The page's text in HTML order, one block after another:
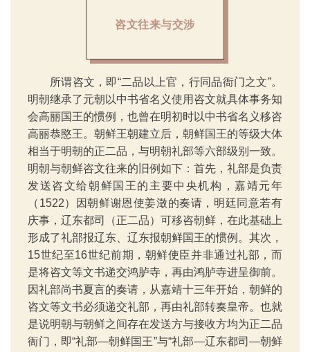
咨文往来与交涉
所谓咨文，即“二品以上官，行同品衙门之文”。
明朝继承了元朝以中书省名义使用咨文就具体事务知
会高丽国王的惯例，也曾在明初时以中书省名义移咨
高丽恭愍王。朝鲜王朝建立后，朝鲜国王的等级大体
相当于明朝的正二品，与明朝礼部等六部级别一致。
明朝与朝鲜咨文往来的旧例如下：首先，礼部是负责
发送咨文给朝鲜国王的主要中央机构，嘉靖元年
（1522）因朝鲜谢恩使姜澂的奏请，明廷同意若有
庆事，辽东都司（正二品）可移咨朝鲜，在此基础上
形成了礼部报辽东、辽东报朝鲜国王的惯例。其次，
15世纪至16世纪前期，朝鲜使臣并非通过礼部，而
是将咨文等文书递交鸿胪寺，再由鸿胪寺进呈御前。
因礼部尚书夏言的奏请，从嘉靖十三年开始，朝鲜的
咨文等文书必须递交礼部，再由礼部转奏皇帝。也就
是说明朝与朝鲜之间存在发送方与接收方均为正二品
衙门，即“礼部—朝鲜国王”与“礼部—辽东都司—朝鲜